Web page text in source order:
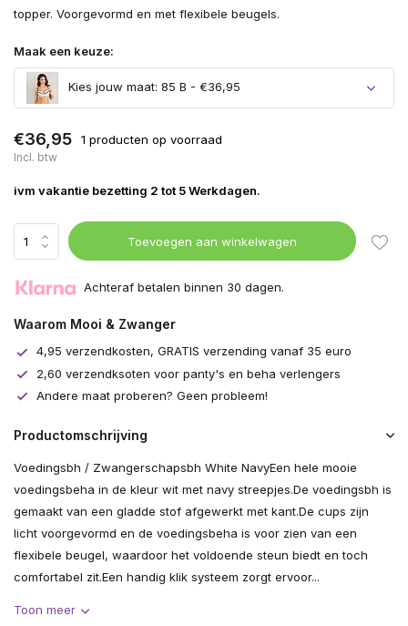
topper. Voorgevormd en met flexibele beugels.
Maak een keuze:
Kies jouw maat: 85 B - €36,95
Uitverkocht
€36,95 1 producten op voorraad
Incl. btw
ivm vakantie bezetting 2 tot 5 Werkdagen.
Toevoegen aan winkelwagen
Achteraf betalen binnen 30 dagen.
Waarom Mooi & Zwanger
4,95 verzendkosten, GRATIS verzending vanaf 35 euro
2,60 verzendksoten voor panty's en beha verlengers
Andere maat proberen? Geen probleem!
Productomschrijving
Voedingsbh / Zwangerschapsbh White NavyEen hele mooie
voedingsbeha in de kleur wit met navy streepjes.De voedingsbh is
gemaakt van een gladde stof afgewerkt met kant.De cups zijn
licht voorgevormd en de voedingsbeha is voor zien van een
flexibele beugel, waardoor het voldoende steun biedt en toch
comfortabel zit.Een handig klik systeem zorgt ervoor...
Toon meer